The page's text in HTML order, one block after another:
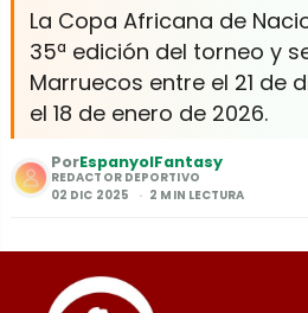
La Copa Africana de
35ª edición del torneo y
Marruecos entre el 21 de
el 18 de enero de 2026.
PorEspanyolFantasy
REDACTOR DEPORTIVO
02 DIC 2025
2 MIN LECTURA